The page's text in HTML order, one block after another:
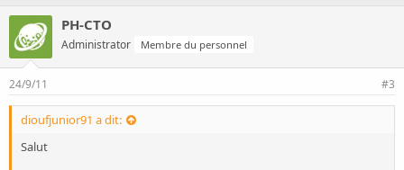
PH-CTO
Administrator Membre du personnel
24/9/11 #3
dioufjunior91 a dit:
Salut